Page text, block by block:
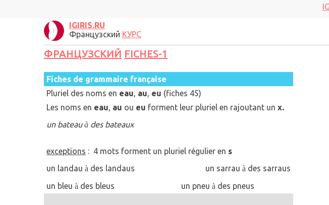
IGIRIS.RU
Французский КУРС
ФРАНЦУЗСКИЙ FICHES-1
Fiches de grammaire française
Pluriel des noms en eau, au, eu (fiches 45)
Les noms en eau, au ou eu forment leur pluriel en rajoutant un x.
un bateauà des bateaux
exceptions : 4 mots forment un pluriel régulier en s
un landau à des landaus un sarrau à des sarraus
un bleu à des bleus un pneu à des pneus